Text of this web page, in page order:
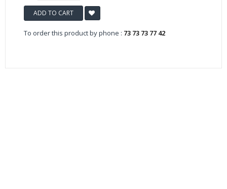
ADD TO CART
To order this product by phone : 73 73 73 77 42